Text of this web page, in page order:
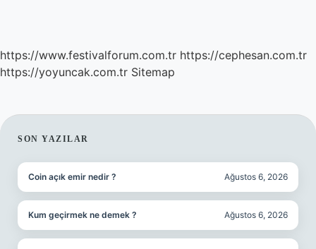
https://www.festivalforum.com.tr https://cephesan.com.tr
https://yoyuncak.com.tr Sitemap
SIDEBAR
SON YAZILAR
Coin açık emir nedir ? Ağustos 6, 2026
Kum geçirmek ne demek ? Ağustos 6, 2026